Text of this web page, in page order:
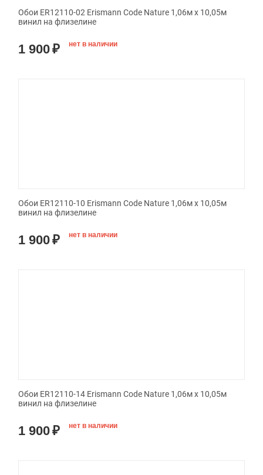
Обои ER12110-02 Erismann Code Nature 1,06м х 10,05м
винил на флизелине
1 900₽ нет в наличии
Обои ER12110-10 Erismann Code Nature 1,06м х 10,05м
винил на флизелине
1 900₽ нет в наличии
Обои ER12110-14 Erismann Code Nature 1,06м х 10,05м
винил на флизелине
1 900₽ нет в наличии